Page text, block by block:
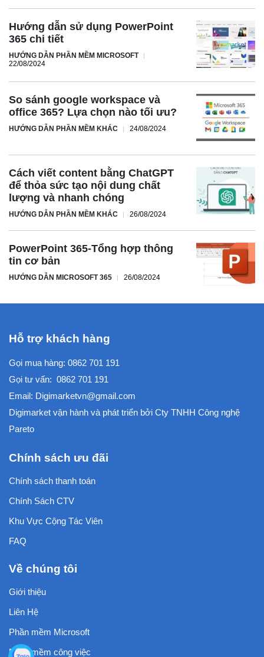
Hướng dẫn sử dụng PowerPoint
365 chi tiết
HƯỚNG DẪN PHẦN MỀM MICROSOFT
22/08/2024
So sánh google workspace và
office 365? Lựa chọn nào tối ưu?
HƯỚNG DẪN PHẦN MỀM KHÁC 24/08/2024
Cách viết content bằng ChatGPT
để thỏa sức tạo nội dung chất
lượng và nhanh chóng
HƯỚNG DẪN PHẦN MỀM KHÁC 26/08/2024
PowerPoint 365-Tổng hợp thông
tin cơ bản
HƯỚNG DẪN MICROSOFT 365 26/08/2024
Hỗ trợ khách hàng
Gọi mua hàng: 0862 701 191
Gọi tư vấn: 0862 701 191
Email: Digimarketvn@gmail.com
Digimarket vận hành và phát triển bởi Cty TNHH Công nghệ
Pareto
Chính sách ưu đãi
Chính sách thanh toán
Chính Sách CTV
Khu Vực Cộng Tác Viên
FAQ
Về chúng tôi
Giới thiệu
Liên Hệ
Phần mềm Microsoft
Phần mềm công việc